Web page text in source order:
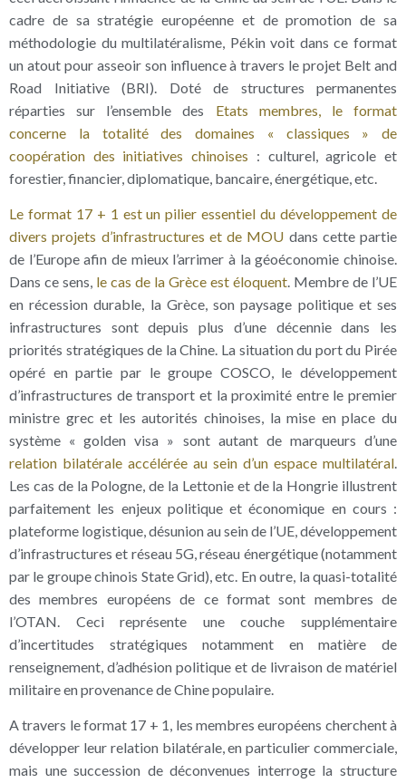
cadre de sa stratégie européenne et de promotion de sa
méthodologie du multilatéralisme, Pékin voit dans ce format
un atout pour asseoir son influence à travers le projet Belt and
Road Initiative (BRI). Doté de structures permanentes
réparties sur l’ensemble des Etats membres, le format
concerne la totalité des domaines « classiques » de
coopération des initiatives chinoises : culturel, agricole et
forestier, financier, diplomatique, bancaire, énergétique, etc.
Le format 17 + 1 est un pilier essentiel du développement de
divers projets d’infrastructures et de MOU dans cette partie
de l’Europe afin de mieux l’arrimer à la géoéconomie chinoise.
Dans ce sens, le cas de la Grèce est éloquent. Membre de l’UE
en récession durable, la Grèce, son paysage politique et ses
infrastructures sont depuis plus d’une décennie dans les
priorités stratégiques de la Chine. La situation du port du Pirée
opéré en partie par le groupe COSCO, le développement
d’infrastructures de transport et la proximité entre le premier
ministre grec et les autorités chinoises, la mise en place du
système « golden visa » sont autant de marqueurs d’une
relation bilatérale accélérée au sein d’un espace multilatéral.
Les cas de la Pologne, de la Lettonie et de la Hongrie illustrent
parfaitement les enjeux politique et économique en cours :
plateforme logistique, désunion au sein de l’UE, développement
d’infrastructures et réseau 5G, réseau énergétique (notamment
par le groupe chinois State Grid), etc. En outre, la quasi-totalité
des membres européens de ce format sont membres de
l’OTAN. Ceci représente une couche supplémentaire
d’incertitudes stratégiques notamment en matière de
renseignement, d’adhésion politique et de livraison de matériel
militaire en provenance de Chine populaire.
A travers le format 17 + 1, les membres européens cherchent à
développer leur relation bilatérale, en particulier commerciale,
mais une succession de déconvenues interroge la structure